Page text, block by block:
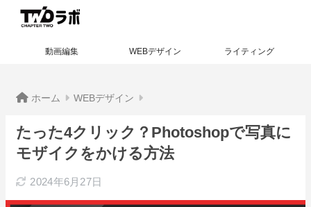
動画編集 WEBデザイン ライティング
ホーム WEBデザイン
たった4クリック？Photoshopで写真に
モザイクをかける方法
2024年6月27日